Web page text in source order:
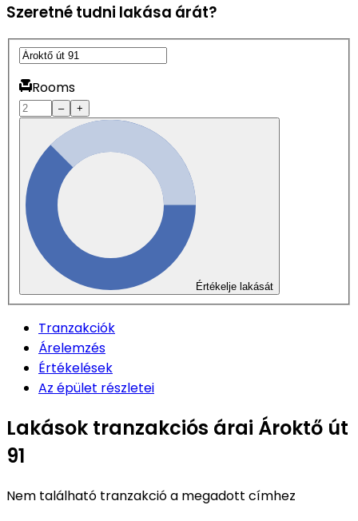
Szeretné tudni lakása árát?
Rooms
– +
Értékelje lakását
Tranzakciók
Árelemzés
Értékelések
Az épület részletei
Lakások tranzakciós árai Ároktő út
91
Nem található tranzakció a megadott címhez